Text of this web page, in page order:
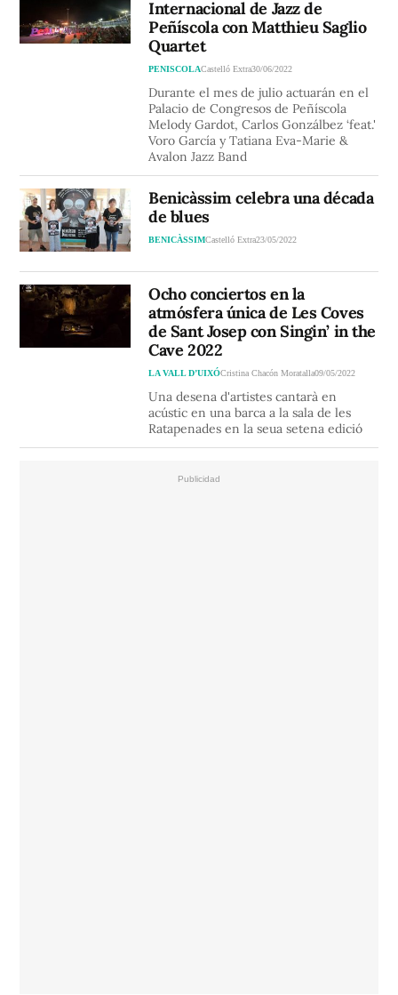
Internacional de Jazz de
Peñíscola con Matthieu Saglio
Quartet
PENISCOLACastelló Extra30/06/2022
Durante el mes de julio actuarán en el
Palacio de Congresos de Peñíscola
Melody Gardot, Carlos Gonzálbez ‘feat.'
Voro García y Tatiana Eva-Marie &
Avalon Jazz Band
Benicàssim celebra una década
de blues
BENICÀSSIMCastelló Extra23/05/2022
Ocho conciertos en la
atmósfera única de Les Coves
de Sant Josep con Singin’ in the
Cave 2022
LA VALL D’UIXÓCristina Chacón Moratalla09/05/2022
Una desena d'artistes cantarà en
acústic en una barca a la sala de les
Ratapenades en la seua setena edició